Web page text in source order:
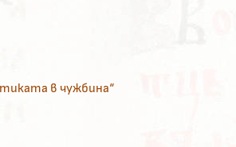
в чужбина“